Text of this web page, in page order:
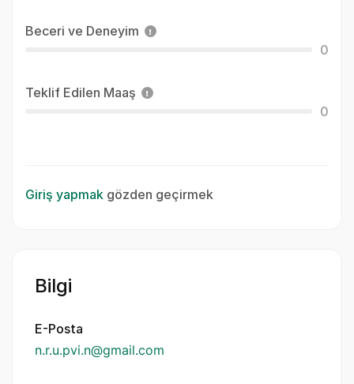
Beceri ve Deneyim
0
Teklif Edilen Maaş
0
Giriş yapmak gözden geçirmek
Bilgi
E-Posta
n.r.u.pvi.n@gmail.com